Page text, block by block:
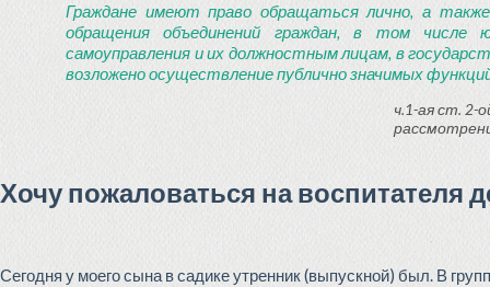
Граждане имеют право обращаться лично, а
обращения объединений граждан, в том числе
самоуправления и их должностным лицам, в
возложено осуществление публично значимых
ч.1-ая ст. 2-
Хочу пожаловаться на воспитателя
Сегодня у моего сына в садике утренник (выпускной) был. В